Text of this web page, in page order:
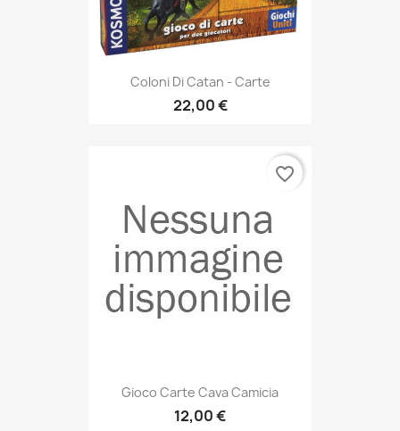
Coloni Di Catan - Carte
22,00 €
Gioco Carte Cava Camicia
12,00 €
favorite_border